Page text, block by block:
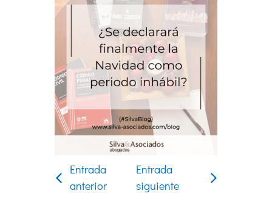
Entrada
anterior
Entrada
siguiente